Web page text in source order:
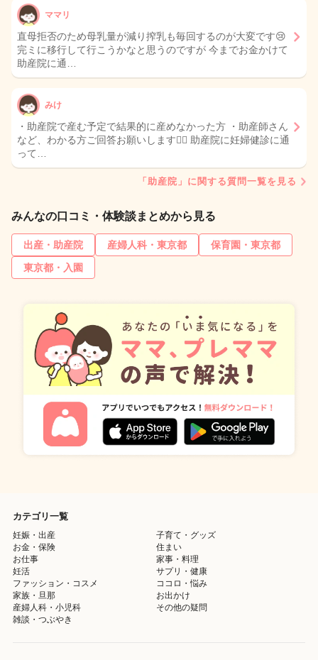
ママリ
直母拒否のため母乳量が減り搾乳も毎回するのが大変です😢
完ミに移行して行こうかなと思うのですが 今までお金かけて
助産院に通…
みけ
・助産院で産む予定で結果的に産めなかった方 ・助産師さん
など、わかる方ご回答お願いします🙇‍♀️ 助産院に妊婦健診に通
って…
「助産院」に関する質問一覧を見る
みんなの口コミ・体験談まとめから見る
出産・助産院 産婦人科・東京都
保育園・東京都
東京都・入園
カテゴリ一覧
妊娠・出産
子育て・グッズ
お金・保険
住まい
お仕事
家事・料理
妊活
サプリ・健康
ファッション・コスメ
ココロ・悩み
家族・旦那
お出かけ
産婦人科・小児科
その他の疑問
雑談・つぶやき